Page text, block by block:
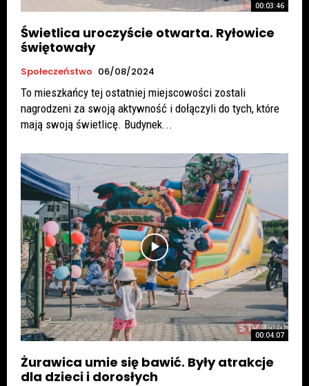
00:03:46
Świetlica uroczyście otwarta. Ryłowice
świętowały
Społeczeństwo 06/08/2024
To mieszkańcy tej ostatniej miejscowości zostali
nagrodzeni za swoją aktywność i dołączyli do tych, które
mają swoją świetlicę. Budynek...
00:04:07
Żurawica umie się bawić. Były atrakcje
dla dzieci i dorosłych